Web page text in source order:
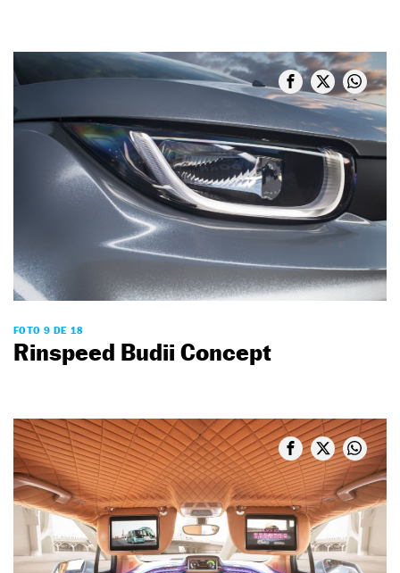
FOTO 9 DE 18
Rinspeed Budii Concept